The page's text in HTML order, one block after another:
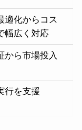
適化からコス
幅広く対応
から市場投入
行を支援